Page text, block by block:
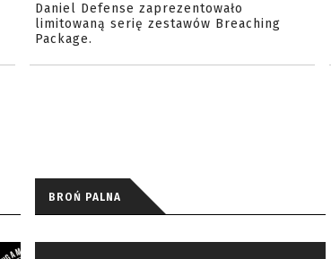
Daniel Defense zaprezentowało
limitowaną serię zestawów Breaching
Package.
BROŃ PALNA